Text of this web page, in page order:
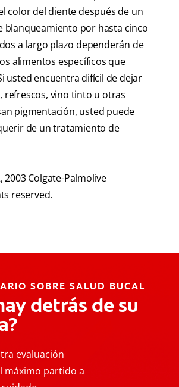
color del diente después de un
blanqueamiento por hasta cinco
a largo plazo dependerán de
alimentos específicos que
usted encuentra difícil de dejar
refrescos, vino tinto u otras
pigmentación, usted puede
de un tratamiento de
Colgate-Palmolive
reserved.
SOBRE SALUD BUCAL
detrás de su
evaluación
máximo partido a